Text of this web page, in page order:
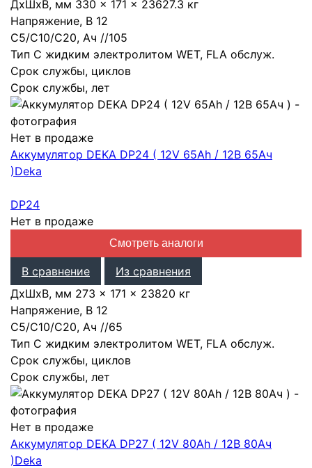
ДхШхВ, мм 330 × 171 × 23627.3 кг
Напряжение, В 12
С5/С10/С20, Ач //105
Тип С жидким электролитом WET, FLA обслуж.
Срок службы, циклов
Срок службы, лет
Нет в продаже
Аккумулятор DEKA DP24 ( 12V 65Ah / 12В 65Ач
)Deka
DP24
Нет в продаже
Смотреть аналоги
В сравнение
Из сравнения
ДхШхВ, мм 273 × 171 × 23820 кг
Напряжение, В 12
С5/С10/С20, Ач //65
Тип С жидким электролитом WET, FLA обслуж.
Срок службы, циклов
Срок службы, лет
Нет в продаже
Аккумулятор DEKA DP27 ( 12V 80Ah / 12В 80Ач
)Deka